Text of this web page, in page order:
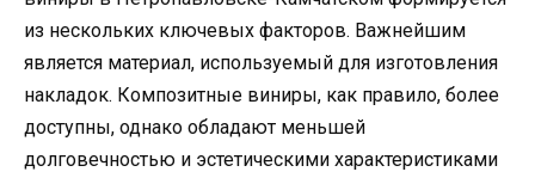
из нескольких ключевых факторов. Важнейшим
является материал, используемый для изготовления
накладок. Композитные виниры, как правило, более
доступны, однако обладают меньшей
долговечностью и эстетическими характеристиками